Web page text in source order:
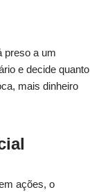
preso a um
e decide quanto
mais dinheiro
ações, o